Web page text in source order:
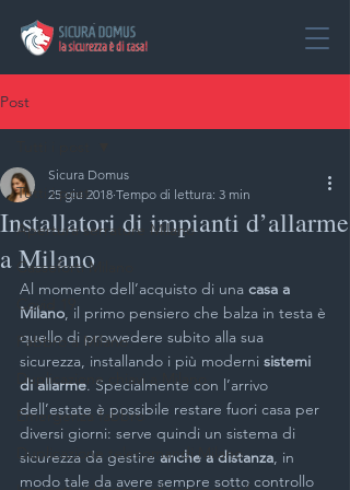
Post
Tutti i post
Apertura serrature Milano
Casseforti Milano
Covid 19
Fabbro a Milano
Duplicazione chiavi a Milano
Emergenza fabbro
Duplicazione telecomandi Milano
Installatori di impianti d’allarme
a Milano
Sicura Domus
25 giu 2018 Tempo di lettura: 3 min
Al momento dell’acquisto di una casa a
Milano, il primo pensiero che balza in testa è
quello di provvedere subito alla sua
sicurezza, installando i più moderni sistemi
di allarme. Specialmente con l’arrivo
dell’estate è possibile restare fuori casa per
diversi giorni: serve quindi un sistema di
sicurezza da gestire anche a distanza, in
modo tale da avere sempre sotto controllo